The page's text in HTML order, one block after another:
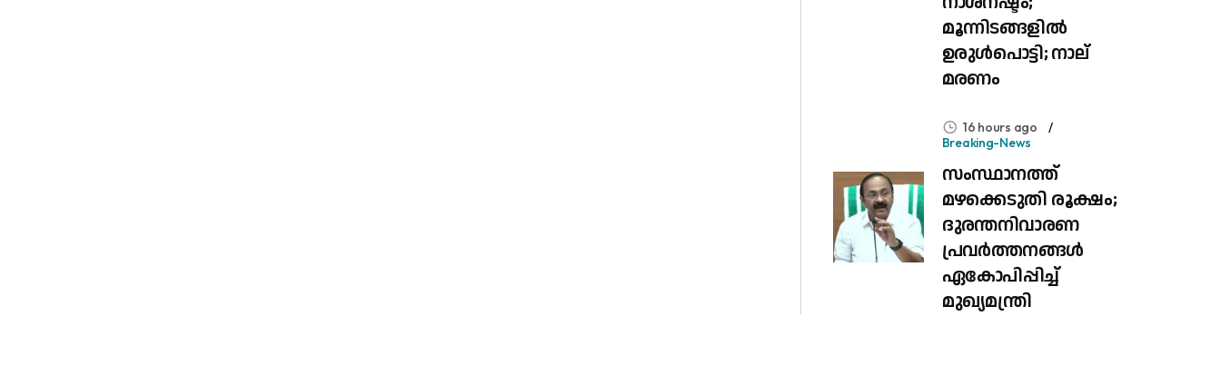
മൂന്നിടങ്ങളിൽ
ഉരുൾപൊട്ടി; നാല്
മരണം
16 hours ago
Breaking-News
സംസ്ഥാനത്ത്
മഴക്കെടുതി രൂക്ഷം;
ദുരന്തനിവാരണ
പ്രവർത്തനങ്ങൾ
ഏകോപിപ്പിച്ച്
മുഖ്യമന്ത്രി